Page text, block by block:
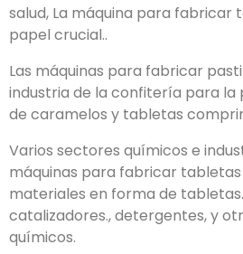
salud, La máquina para fabricar
papel crucial..
Las máquinas para fabricar
industria de la confitería para la
de caramelos y tabletas
Varios sectores químicos e
máquinas para fabricar
materiales en forma de
catalizadores., detergentes, y
químicos.